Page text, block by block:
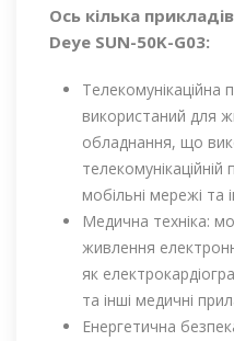
Ось кілька
Deye SUN-50K-G03:
використаний для
обладнання, що
мобільні мережі та
Медична техніка:
живлення
як
та інші медичні
Енергетична